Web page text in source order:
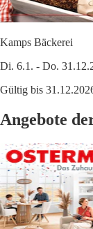
Kamps Bäckerei
Di. 6.1. - Do.
Gültig bis
Angebote